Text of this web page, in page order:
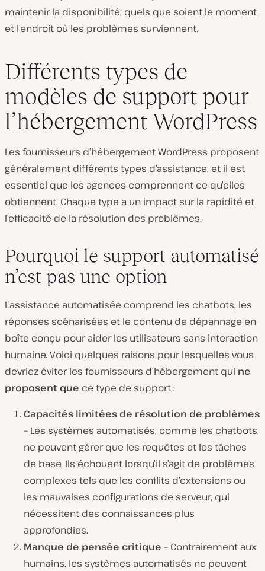
maintenir la disponibilité, quels que soient le moment
et l’endroit où les problèmes surviennent.
Différents types de
modèles de support pour
l’hébergement WordPress
Les fournisseurs d’hébergement WordPress proposent
généralement différents types d’assistance, et il est
essentiel que les agences comprennent ce qu’elles
obtiennent. Chaque type a un impact sur la rapidité et
l’efficacité de la résolution des problèmes.
Pourquoi le support automatisé
n’est pas une option
L’assistance automatisée comprend les chatbots, les
réponses scénarisées et le contenu de dépannage en
boîte conçu pour aider les utilisateurs sans interaction
humaine. Voici quelques raisons pour lesquelles vous
devriez éviter les fournisseurs d’hébergement qui ne
proposent que ce type de support :
Capacités limitées de résolution de problèmes
– Les systèmes automatisés, comme les chatbots,
ne peuvent gérer que les requêtes et les tâches
de base. Ils échouent lorsqu’il s’agit de problèmes
complexes tels que les conflits d’extensions ou
les mauvaises configurations de serveur, qui
nécessitent des connaissances plus
approfondies.
Manque de pensée critique – Contrairement aux
humains, les systèmes automatisés ne peuvent